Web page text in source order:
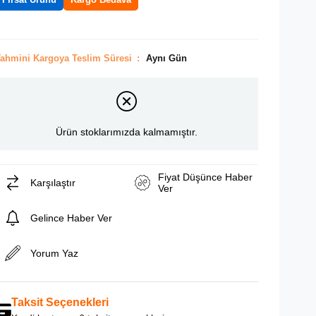
Kargoya Teslim Süresi : Aynı Gün
Ürün stoklarımızda kalmamıştır.
Karşılaştır
Fiyat Düşünce Haber
Ver
Gelince Haber Ver
Yorum Yaz
Taksit Seçenekleri